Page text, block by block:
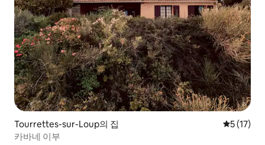
Tourrettes-sur-Loup의 집 평점 5점
5 (17)
카바네 이부